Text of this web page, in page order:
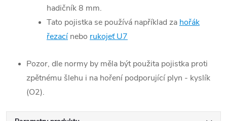
hadičník 8 mm.
Tato pojistka se používá například za hořák
řezacínebo rukojeť U7
Pozor, dle normy by měla být použita pojistka proti
zpětnému šlehu i na hoření podporující plyn - kyslík
(O2).